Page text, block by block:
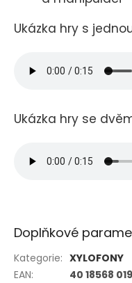
Ukázka hry s
Ukázka hry se
Doplňkové
Kategorie: XYLOFONY
EAN:
40 18568